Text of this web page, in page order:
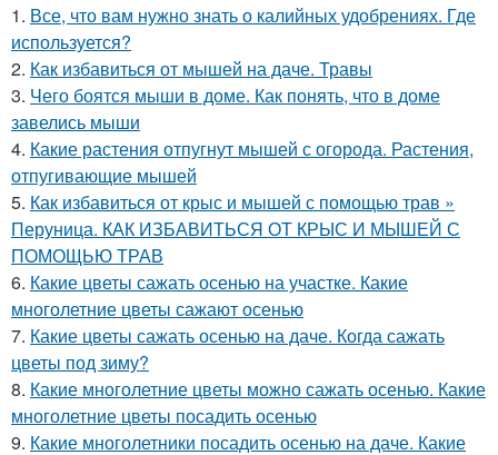
1. Все, что вам нужно знать о калийных удобрениях. Где
используется?
2. Как избавиться от мышей на даче. Травы
3. Чего боятся мыши в доме. Как понять, что в доме
завелись мыши
4. Какие растения отпугнут мышей с огорода. Растения,
отпугивающие мышей
5. Как избавиться от крыс и мышей с помощью трав »
Перуница. КАК ИЗБАВИТЬСЯ ОТ КРЫС И МЫШЕЙ С
ПОМОЩЬЮ ТРАВ
6. Какие цветы сажать осенью на участке. Какие
многолетние цветы сажают осенью
7. Какие цветы сажать осенью на даче. Когда сажать
цветы под зиму?
8. Какие многолетние цветы можно сажать осенью. Какие
многолетние цветы посадить осенью
9. Какие многолетники посадить осенью на даче. Какие